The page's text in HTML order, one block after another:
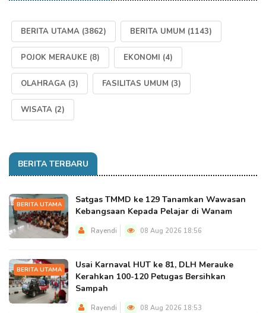
BERITA UTAMA (3862) BERITA UMUM (1143)
POJOK MERAUKE (8) EKONOMI (4)
OLAHRAGA (3) FASILITAS UMUM (3)
WISATA (2)
BERITA TERBARU
BERITA UTAMA
Satgas TMMD ke 129 Tanamkan Wawasan
Kebangsaan Kepada Pelajar di Wanam
Rayendi 08 Aug 2026 18:56
BERITA UTAMA
Usai Karnaval HUT ke 81, DLH Merauke
Kerahkan 100-120 Petugas Bersihkan
Sampah
Rayendi 08 Aug 2026 18:53